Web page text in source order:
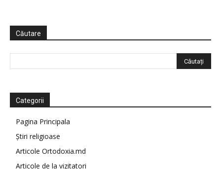
Căutare
Categorii
Pagina Principala
Știri religioase
Articole Ortodoxia.md
Articole de la vizitatori